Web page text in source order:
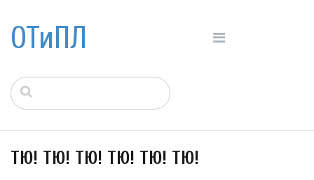
ОТиПЛ
ТЮ! ТЮ! ТЮ! ТЮ! ТЮ! ТЮ!